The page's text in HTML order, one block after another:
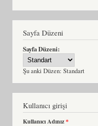
Sayfa Düzeni
Sayfa Düzeni:
Şu anki Düzen: Standart
Kullanıcı girişi
Kullanıcı Adınız*